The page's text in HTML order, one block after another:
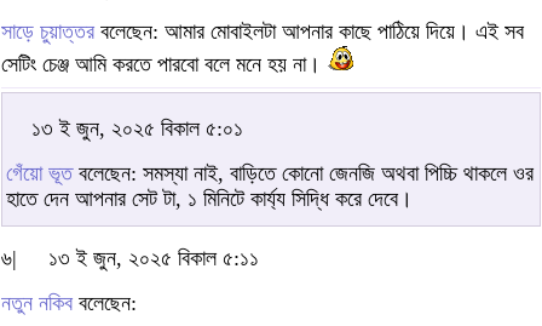
সাড়ে চুয়াত্তর বলেছেন: আমার মোবাইলটা আপনার কাছে পাঠিয়ে দিয়ে। এই সব
সেটিং চেঞ্জ আমি করতে পারবো বলে মনে হয় না।
১৩ ই জুন, ২০২৫ বিকাল ৫:০১
গেঁয়ো ভূতবলেছেন: সমস্যা নাই, বাড়িতে কোনো জেনজি অথবা পিচ্চি থাকলে ওর
হাতে দেন আপনার সেট টা, ১ মিনিটে কার্য্য সিদ্ধি করে দেবে।
৬|
১৩ ই জুন, ২০২৫ বিকাল ৫:১১
নতুন নকিব বলেছেন: